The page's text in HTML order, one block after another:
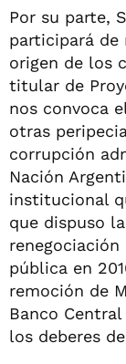
Por su parte,
participará de
origen de los
titular de
nos convoca
otras
corrupción
Nación
institucional
que dispuso
pública en
remoción de
Banco
los deberes